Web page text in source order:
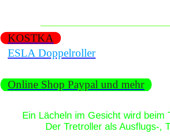
KOSTKA
ESLA Doppelroller
Online Shop Paypal und mehr
Ein Lächeln im Gesicht wird beim
Der Tretroller als Ausflugs-,